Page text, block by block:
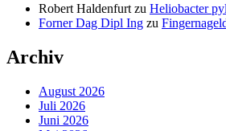
Robert Haldenfurt zu Heliobacter
Forner Dag Dipl Ing zu
Archiv
August 2026
Juli 2026
Juni 2026